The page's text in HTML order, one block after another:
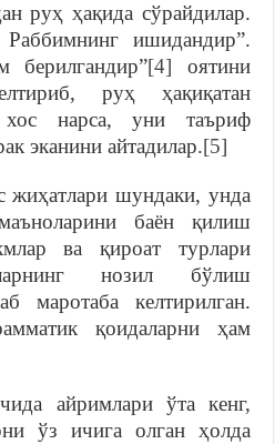
руҳ ҳақида сўрайдилар.
ишидандир”.
берилгандир”[4] оятини
руҳ ҳақиқатан
нарса, уни таъриф
эканини айтадилар.[5]
жиҳатлари шундаки, унда
баён қилиш
ва қироат турлари
нозил бўлиш
маротаба келтирилган.
қоидаларни ҳам
айримлари ўта кенг,
ўз ичига олган ҳолда